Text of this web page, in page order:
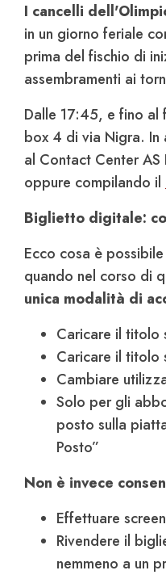
I cancelli
in un giorno feriale
prima del fischio di
assembramenti ai
Dalle 17:45, e fino al
box 4 di via Nigra.
al Contact Center
oppure compilando il
Biglietto digitale:
Ecco cosa è
quando nel corso di
unica modalità di
Caricare il titolo
Caricare il titolo
Cambiare
Solo per gli
posto sulla
Posto”
Non è invece
Effettuare
Rivendere il
nemmeno a un